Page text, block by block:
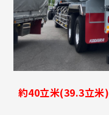
約40立米(39.3立米)